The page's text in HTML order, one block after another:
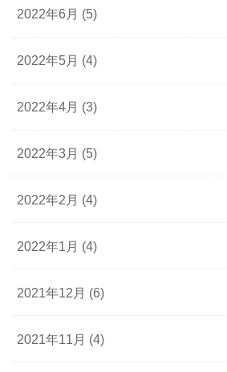
2022年6月 (5)
2022年5月 (4)
2022年4月 (3)
2022年3月 (5)
2022年2月 (4)
2022年1月 (4)
2021年12月 (6)
2021年11月 (4)